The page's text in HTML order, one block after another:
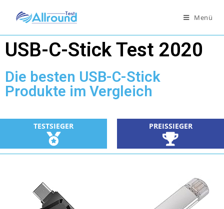
Menü
USB-C-Stick Test 2020
Die besten USB-C-Stick
Produkte im Vergleich
TESTSIEGER PREISSIEGER